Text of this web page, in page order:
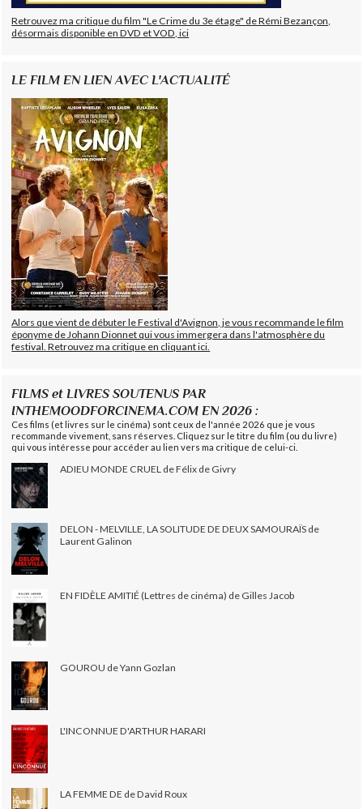
Retrouvez ma critique du film "Le Crime du 3e étage" de Rémi Bezançon,
désormais disponible en DVD et VOD, ici
LE FILM EN LIEN AVEC L'ACTUALITÉ
Alors que vient de débuter le Festival d'Avignon, je vous recommande le film
éponyme de Johann Dionnet qui vous immergera dans l'atmosphère du
festival. Retrouvez ma critique en cliquant ici.
FILMS et LIVRES SOUTENUS PAR
INTHEMOODFORCINEMA.COM EN 2026 :
Ces films (et livres sur le cinéma) sont ceux de l'année 2026 que je vous
recommande vivement, sans réserves. Cliquez sur le titre du film (ou du livre)
qui vous intéresse pour accéder au lien vers ma critique de celui-ci.
ADIEU MONDE CRUEL de Félix de Givry
DELON - MELVILLE, LA SOLITUDE DE DEUX SAMOURAÏS de
Laurent Galinon
EN FIDÈLE AMITIÉ (Lettres de cinéma) de Gilles Jacob
GOUROU de Yann Gozlan
L'INCONNUE D'ARTHUR HARARI
LA FEMME DE de David Roux